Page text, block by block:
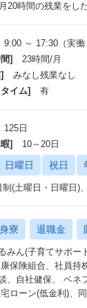
20時間の残業をし
9:00 ～ 17:30（実
]
23時間/月
みなし残業なし
イム]
有
125日
]
10～20日
日曜日 祝日
制(土曜日・日曜日)
寮 退職金
みん(子育てサポー
保険組合、社員持
、自社健保、 ベネ
ローン(低金利)、